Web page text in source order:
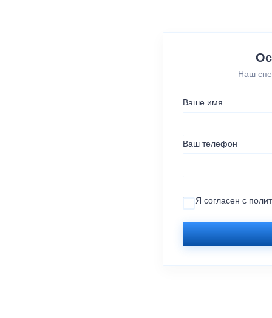
Наш
Ваше имя
Ваш телефон
Я согласен с